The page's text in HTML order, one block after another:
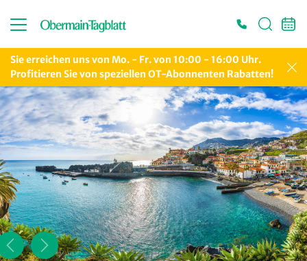
Sie erreichen uns von Mo. - Fr. von 10:00 - 16:00 Uhr.
Profitieren Sie von speziellen OT-Abonnenten Rabatten!
Es konnten keine gültigen Angebote gefunden werden. Bitte wenden Sie sich an
unser Service-Center.